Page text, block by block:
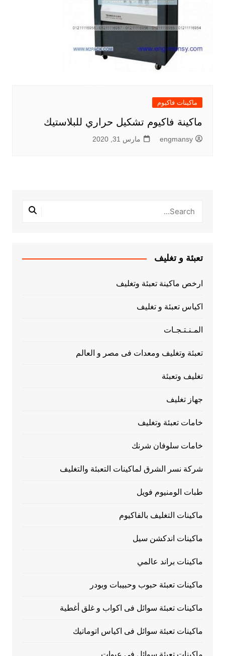
ماكينات فاكيوم
ماكينة فاكيوم تشكيل حراري للبلاستيك
engmansy مارس 31, 2020
تعبئة و تغليف
ارخص ماكينة تعبئة وتغليف
اكياس تعبئة و تغليف
المـنـتـجـات
تعبئة وتغليف ومعدات فى مصر و العالم
تغليف وتعبئة
جهاز تغليف
خامات تعبئة وتغليف
خامات سلوفان شرنك
شركة نسر الشرق لماكينات التعبئة والتغليف
طبات الومنيوم فويل
ماكينات التغليف بالفاكيوم
ماكينات اندكشن سيل
ماكينات براند عالمي
ماكينات تعبئة حبوب وحبيبات وبودر
ماكينات تعبئة سوائل فى اكواب و غلق أغطية
ماكينات تعبئة سوائل فى اكياس اتوماتيك